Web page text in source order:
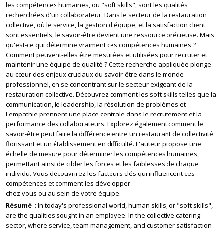
les compétences humaines, ou "soft skills", sont les qualités
recherchées d'un collaborateur. Dans le secteur de la restauration
collective, où le service, la gestion d'équipe, et la satisfaction client
sont essentiels, le savoir-être devient une ressource précieuse. Mais
qu'est-ce qui détermine vraiment ces compétences humaines ?
Comment peuvent-elles être mesurées et utilisées pour recruter et
maintenir une équipe de qualité ? Cette recherche appliquée plonge
au cœur des enjeux cruciaux du savoir-être dans le monde
professionnel, en se concentrant sur le secteur exigeant de la
restauration collective. Découvrez comment les soft skills telles que la
communication, le leadership, la résolution de problèmes et
l'empathie prennent une place centrale dans le recrutement et la
performance des collaborateurs. Explorez également comment le
savoir-être peut faire la différence entre un restaurant de collectivité
florissant et un établissement en difficulté. L'auteur propose une
échelle de mesure pour déterminer les compétences humaines,
permettant ainsi de cibler les forces et les faiblesses de chaque
individu. Vous découvrirez les facteurs clés qui influencent ces
compétences et comment les développer
chez vous ou au sein de votre équipe.
Résumé
In today's professional world, human skills, or "soft skills",
are the qualities sought in an employee. In the collective catering
sector, where service, team management, and customer satisfaction